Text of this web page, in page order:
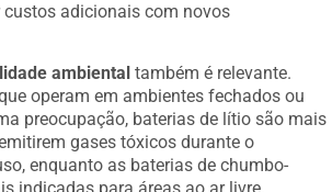
custos adicionais com novos
ambiental também é relevante.
operam em ambientes fechados ou
preocupação, baterias de lítio são mais
gases tóxicos durante o
enquanto as baterias de chumbo-